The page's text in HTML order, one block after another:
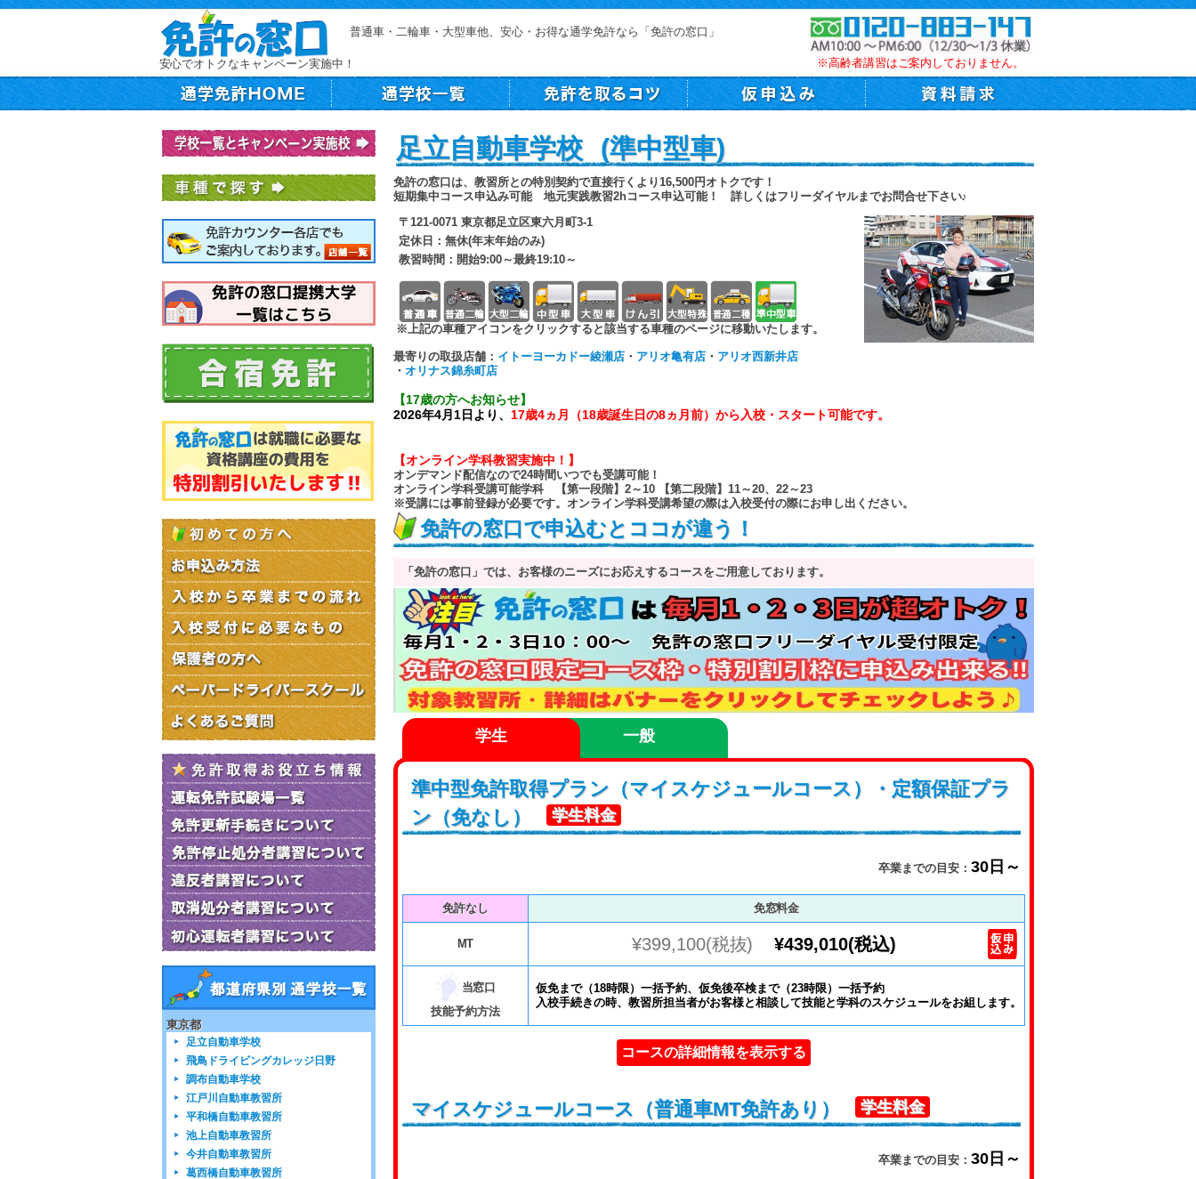
普通車・二輪車・大型車他、安心・お得な通学免許なら「免許の窓口」
安心でオトクなキャンペーン実施中！ ※高齢者講習はご案内しておりません。
足立自動車学校 (準中型車)
免許の窓口は、教習所との特別契約で直接行くより16,500円オトクです！
短期集中コース申込み可能 地元実践教習2hコース申込可能！ 詳しくはフリーダイヤルまでお問合せ下さい♪
〒121-0071 東京都足立区東六月町3-1
定休日：無休(年末年始のみ)
教習時間：開始9:00～最終19:10～
普通車
普通二輪 大型二輪 中型車 大型車 けん引 大型特殊 普通二種
※上記の車種アイコンをクリックすると該当する車種のページに移動いたします。
最寄りの取扱店舗： イトーヨーカドー綾瀬店・ アリオ亀有店・ アリオ西新井店
・ オリナス錦糸町店
【17歳の方へお知らせ】
2026年4月1日より、 17歳4ヵ月（18歳誕生日の8ヵ月前）から入校・スタート可能です。
【オンライン学科教習実施中！】
オンデマンド配信なので24時間いつでも受講可能！
オンライン学科受講可能学科【第一段階】2～10 【第二段階】11～20、22～23
※受講には事前登録が必要です。オンライン学科受講希望の際は入校受付の際にお申し出ください。
免許の窓口で申込むとココが違う！
「免許の窓口」では、お客様のニーズにお応えするコースをご用意しております。
学生 一般
準中型免許取得プラン（マイスケジュールコース）・定額保証プラ
ン（免なし）
学生料金
卒業までの目安：30日～
免許なし 免窓料金
MT ¥399,100(税抜) ¥439,010(税込)
当窓口
技能予約方法
仮免まで（18時限）一括予約、仮免後卒検まで（23時限）一括予約
入校手続きの時、教習所担当者がお客様と相談して技能と学科のスケジュールをお組します。
コースの詳細情報を表示する
マイスケジュールコース（普通車MT免許あり） 学生料金
卒業までの目安：30日～
東京都
足立自動車学校
飛鳥ドライビングカレッジ日野
調布自動車学校
江戸川自動車教習所
平和橋自動車教習所
池上自動車教習所
今井自動車教習所
葛西橋自動車教習所